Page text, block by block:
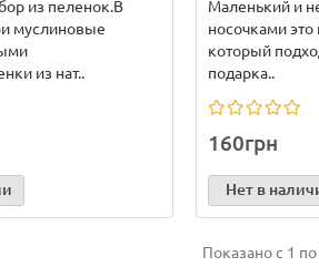
из пеленок.В
муслиновые
из нат..
Маленький и
носочками это
который
подарка..
160грн
Нет в
Показано с 1